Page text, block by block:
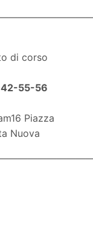
di corso
55-56
Piazza
Nuova